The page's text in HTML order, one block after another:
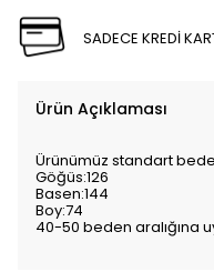
SADECE KREDİ
Ürün Açıklaması
Ürünümüz standart
Göğüs:126
Basen:144
Boy:74
40-50 beden aralığına